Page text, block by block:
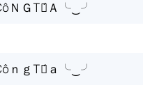
ＮＧTＵ́Ａ╰‿╯
ｎｇTｕ́ａ╰‿╯